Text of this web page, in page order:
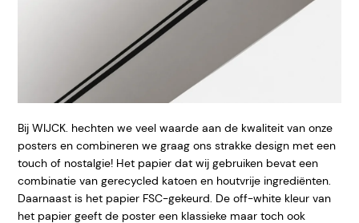
Bij WIJCK. hechten we veel waarde aan de kwaliteit van onze
posters en combineren we graag ons strakke design met een
touch of nostalgie! Het papier dat wij gebruiken bevat een
combinatie van gerecycled katoen en houtvrije ingrediënten.
Daarnaast is het papier FSC-gekeurd. De off-white kleur van
het papier geeft de poster een klassieke maar toch ook